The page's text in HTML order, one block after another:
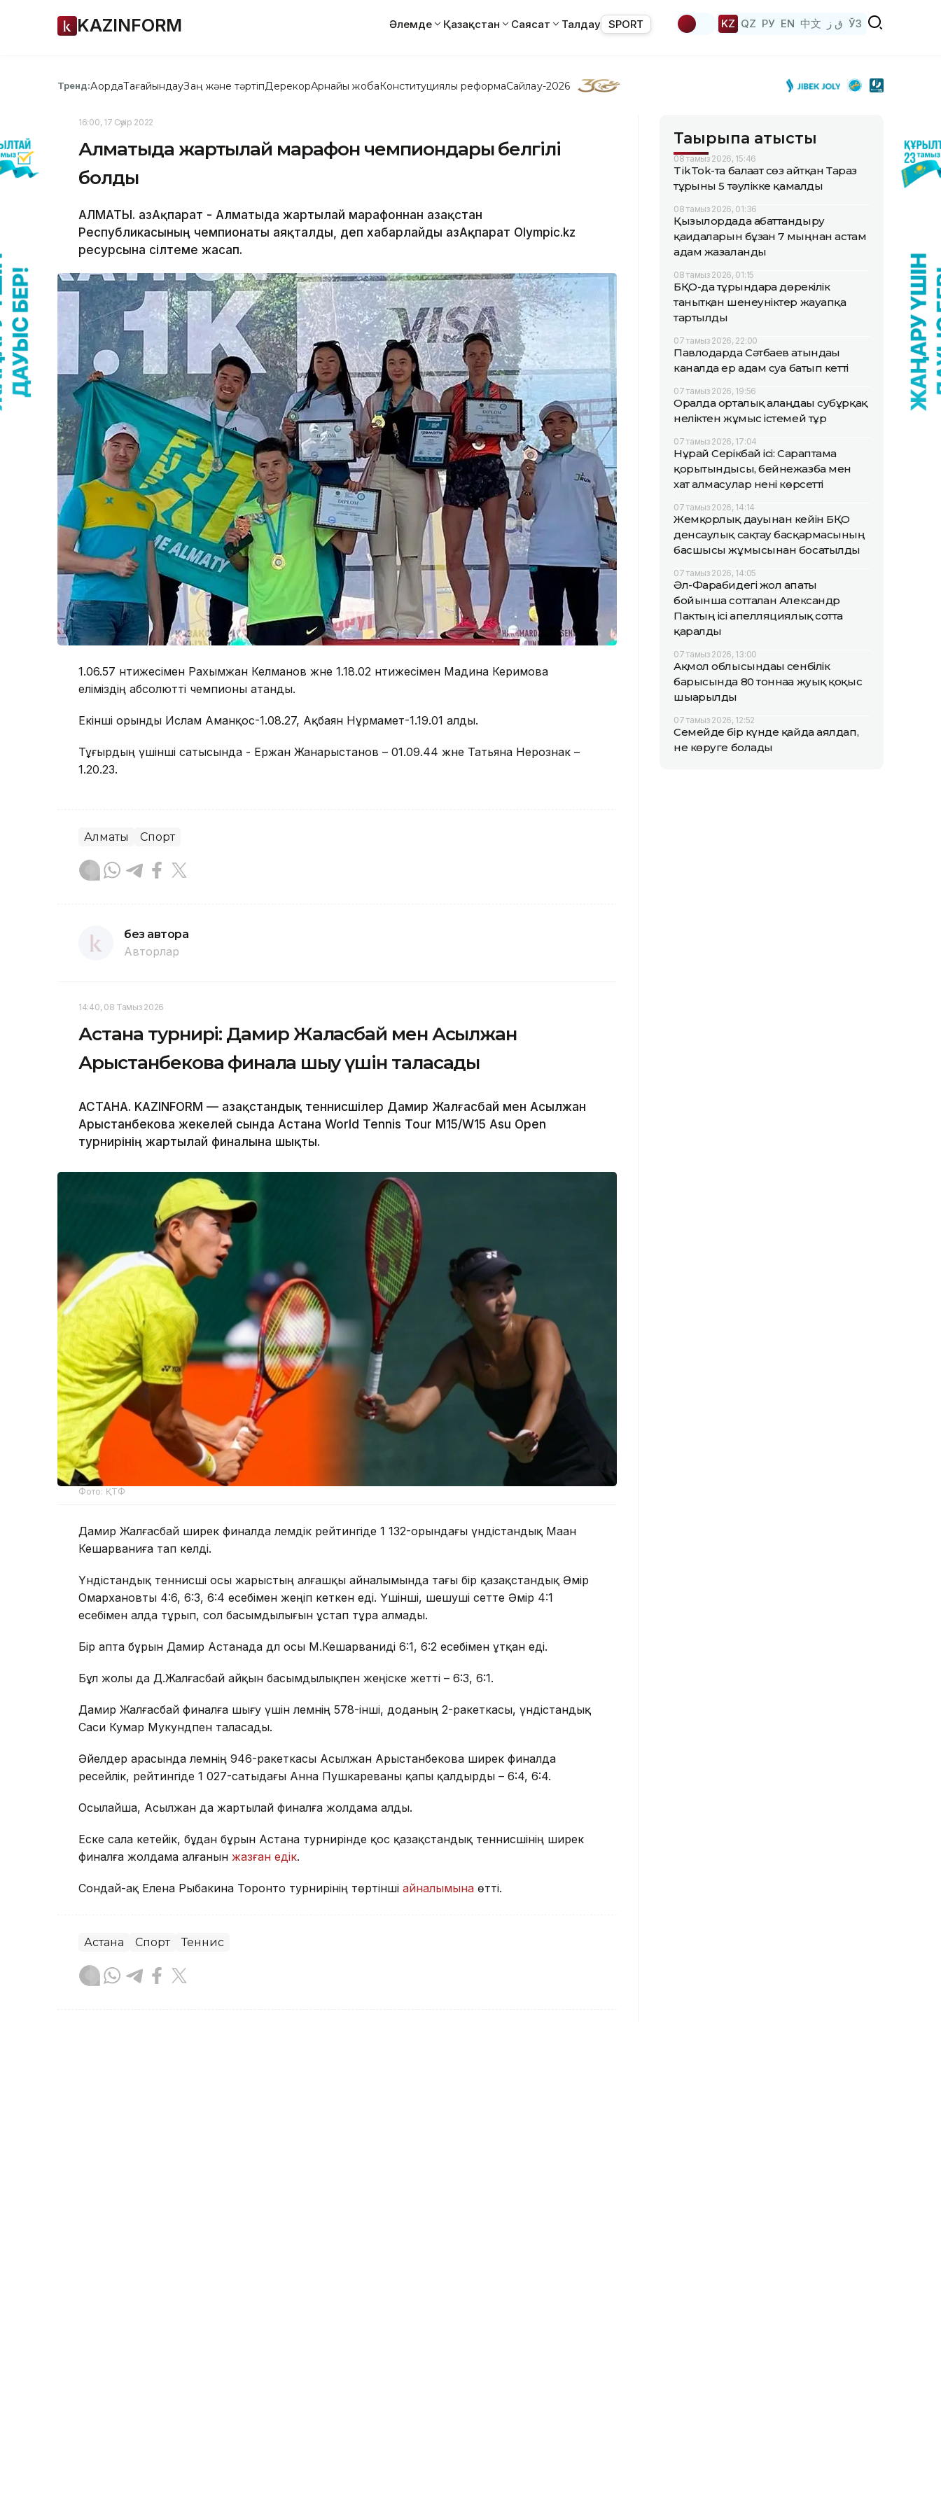
KAZINFORM Әлемде Қазақстан Саясат Талдау SPORT KZ QZ РУ EN 中文 ق ز ЎЗ
Тренд:АқордаТағайындауЗаң және тәртіпДерекқорАрнайы жобаКонституциялық реформаСайлау-2026
16:00, 17 Сәуір 2022
Алматыда жартылай марафон чемпиондары белгілі
болды
АЛМАТЫ. ҚазАқпарат - Алматыда жартылай марафоннан Қазақстан
Республикасының чемпионаты аяқталды, деп хабарлайды ҚазАқпарат Olympic.kz
ресурсына сілтеме жасап.
1.06.57 нәтижесімен Рахымжан Келманов және 1.18.02 нәтижесімен Мадина Керимова
еліміздің абсолютті чемпионы атанды.⠀
Екінші орынды Ислам Аманқос-1.08.27, Ақбаян Нұрмамет-1.19.01 алды.⠀
Тұғырдың үшінші сатысында - Ержан Жанарыстанов – 01.09.44 және Татьяна Нерознак –
1.20.23.
Алматы Спорт
без автора
Авторлар
14:40, 08 Тамыз 2026
Астана турнирі: Дамир Жалғасбай мен Асылжан
Арыстанбекова финалға шығу үшін таласады
АСТАНА. KAZINFORM — Қазақстандық теннисшілер Дамир Жалғасбай мен Асылжан
Арыстанбекова жекелей сында Астана World Tennis Tour M15/W15 Asu Open
турнирінің жартылай финалына шықты.
Фото: ҚТФ
Дамир Жалғасбай ширек финалда әлемдік рейтингіде 1 132-орындағы үндістандық Маан
Кешарваниға тап келді.
Үндістандық теннисші осы жарыстың алғашқы айналымында тағы бір қазақстандық Әмір
Омархановты 4:6, 6:3, 6:4 есебімен жеңіп кеткен еді. Үшінші, шешуші сетте Әмір 4:1
есебімен алда тұрып, сол басымдылығын ұстап тұра алмады.
Бір апта бұрын Дамир Астанада дәл осы М.Кешарваниді 6:1, 6:2 есебімен ұтқан еді.
Бұл жолы да Д.Жалғасбай айқын басымдылықпен жеңіске жетті – 6:3, 6:1.
Дамир Жалғасбай финалға шығу үшін әлемнің 578-інші, доданың 2-ракеткасы, үндістандық
Саси Кумар Мукундпен таласады.
Әйелдер арасында әлемнің 946-ракеткасы Асылжан Арыстанбекова ширек финалда
ресейлік, рейтингіде 1 027-сатыдағы Анна Пушкареваны қапы қалдырды – 6:4, 6:4.
Осылайша, Асылжан да жартылай финалға жолдама алды.
Еске сала кетейік, бұдан бұрын Астана турнирінде қос қазақстандық теннисшінің ширек
финалға жолдама алғанын жазған едік.
Сондай-ақ Елена Рыбакина Торонто турнирінің төртінші айналымына өтті.
Астана Спорт Теннис
Тақырыпқа қатысты
08 тамыз 2026, 15:46
TikTok-та балағат сөз айтқан Тараз
тұрғыны 5 тәулікке қамалды
08 тамыз 2026, 01:36
Қызылордада абаттандыру
қағидаларын бұзған 7 мыңнан астам
адам жазаланды
08 тамыз 2026, 01:15
БҚО-да тұрғындарға дөрекілік
танытқан шенеуніктер жауапқа
тартылды
07 тамыз 2026, 22:00
Павлодарда Сәтбаев атындағы
каналда ер адам суға батып кетті
07 тамыз 2026, 19:56
Оралда орталық алаңдағы субұрқақ
неліктен жұмыс істемей тұр
07 тамыз 2026, 17:04
Нұрай Серікбай ісі: Сараптама
қорытындысы, бейнежазба мен
хат алмасулар нені көрсетті
07 тамыз 2026, 14:14
Жемқорлық дауынан кейін БҚО
денсаулық сақтау басқармасының
басшысы жұмысынан босатылды
07 тамыз 2026, 14:05
Әл-Фарабидегі жол апаты
бойынша сотталған Александр
Пактың ісі апелляциялық сотта
қаралды
07 тамыз 2026, 13:00
Ақмол облысындағы сенбілік
барысында 80 тоннаға жуық қоқыс
шығарылды
07 тамыз 2026, 12:52
Семейде бір күнде қайда аялдап,
не көруге болады